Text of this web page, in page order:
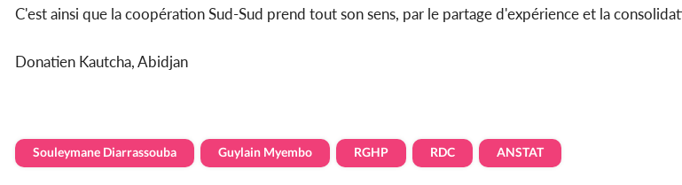
C'est ainsi que la coopération Sud-Sud prend tout son sens, par le partage d'expérience et la
Donatien Kautcha, Abidjan
Souleymane Diarrassouba Guylain Myembo RGHP RDC ANSTAT